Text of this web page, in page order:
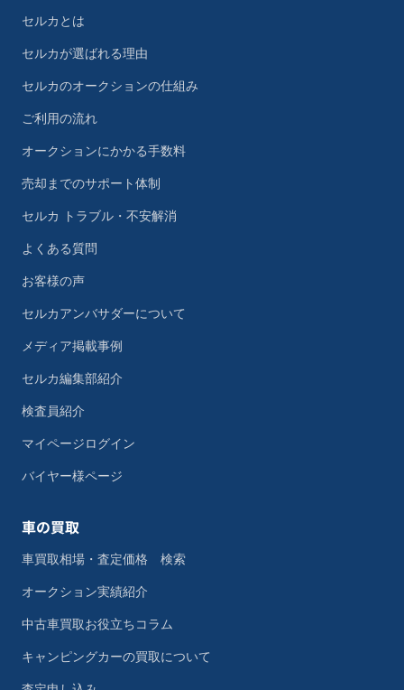
セルカとは
セルカが選ばれる理由
セルカのオークションの仕組み
ご利用の流れ
オークションにかかる手数料
売却までのサポート体制
セルカ トラブル・不安解消
よくある質問
お客様の声
セルカアンバサダーについて
メディア掲載事例
セルカ編集部紹介
検査員紹介
マイページログイン
バイヤー様ページ
車の買取
車買取相場・査定価格 検索
オークション実績紹介
中古車買取お役立ちコラム
キャンピングカーの買取について